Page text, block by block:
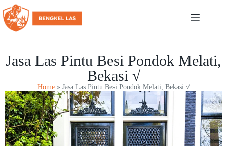
Jasa Las Pintu Besi Pondok Melati,
Bekasi √
Home» Jasa Las Pintu Besi Pondok Melati, Bekasi √